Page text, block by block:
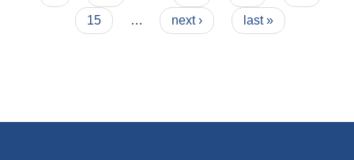
15
… next › last »